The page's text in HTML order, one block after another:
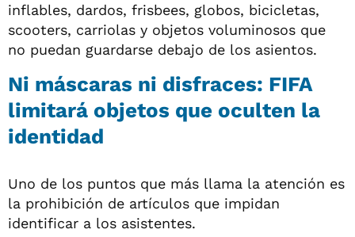
inflables, dardos, frisbees, globos, bicicletas,
scooters, carriolas y objetos voluminosos que
no puedan guardarse debajo de los asientos.
Ni máscaras ni disfraces: FIFA
limitará objetos que oculten la
identidad
Uno de los puntos que más llama la atención es
la prohibición de artículos que impidan
identificar a los asistentes.